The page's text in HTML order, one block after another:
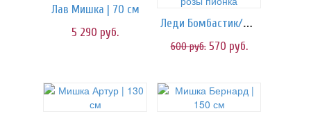
Лав Мишка | 70 см
5 290 руб.
Леди Бомбастик/розы пионка
600руб. 570 руб.